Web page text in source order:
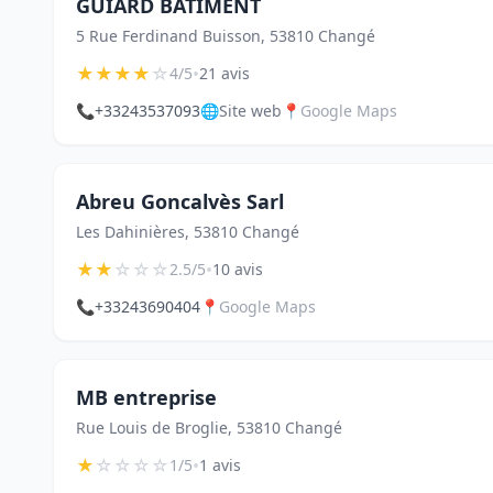
5 Rue Ferdinand Buisson, 53810 Changé
★★★★☆4/5•21 avis
📞+33243537093🌐Site web 📍 Google Maps
Abreu Goncalvès Sarl
Les Dahinières, 53810 Changé
★★☆☆☆2.5/5•10 avis
📞+33243690404 📍 Google Maps
MB entreprise
Rue Louis de Broglie, 53810 Changé
★☆☆☆☆1/5•1 avis